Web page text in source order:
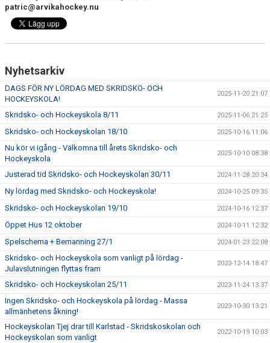
patric@arvikahockey.nu
Nyhetsarkiv
DAGS FÖR NY LÖRDAG MED SKRIDSKO- OCH
HOCKEYSKOLA!
2025-11-20 21:07
Skridsko- och Hockeyskola 8/11 2025-11-06 21:25
Skridsko- och Hockeyskolan 18/10 2025-10-16 11:06
Nu kör vi igång - Välkomna till årets Skridsko- och
Hockeyskola
2025-10-10 08:38
Justerad tid Skridsko- och Hockeyskolan 30/11 2024-11-28 20:34
Ny lördag med Skridsko- och Hockeyskola! 2024-10-25 09:35
Skridsko- och Hockeyskolan 19/10 2024-10-16 12:37
Öppet Hus 12 oktober 2024-10-11 12:32
Spelschema + Bemanning 27/1 2024-01-23 22:08
Skridsko- och Hockeyskola som vanligt på lördag -
Julavslutningen flyttas fram
2023-12-14 18:47
Skridsko- och Hockeyskolan 25/11 2023-11-24 13:37
Ingen Skridsko- och Hockeyskola på lördag - Massa
allmänhetens åkning!
2023-10-30 13:21
Hockeyskolan Tjej drar till Karlstad - Skridskoskolan och
Hockeyskolan som vanligt
2022-10-19 10:03